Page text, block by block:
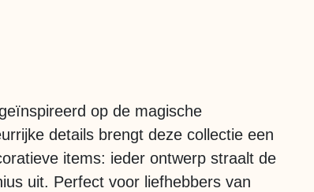
op de magische
details brengt deze collectie een
items: ieder ontwerp straalt de
uit. Perfect voor liefhebbers van